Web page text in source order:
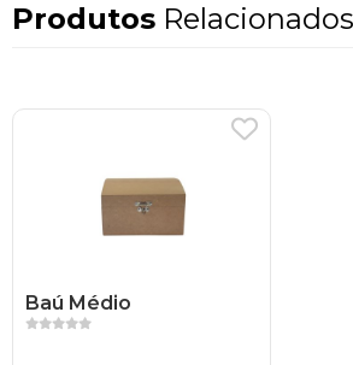
Produtos
Baú Médio